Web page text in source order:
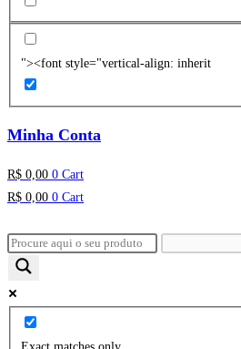
"><font style="vertical-align: inherit
Minha Conta
R$ 0,00 0 Cart
R$ 0,00 0 Cart